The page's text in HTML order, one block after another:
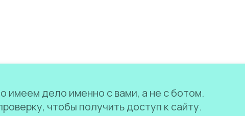
имеем дело именно с вами, а не с ботом.
чтобы получить доступ к сайту.